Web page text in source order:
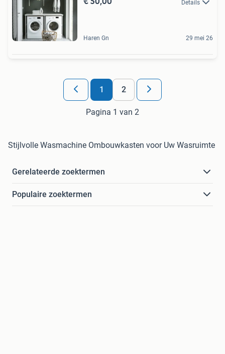
Details
Haren Gn 29 mei 26
1 2
Pagina 1 van 2
Stijlvolle Wasmachine Ombouwkasten voor Uw Wasruimte
Gerelateerde zoektermen
Populaire zoektermen